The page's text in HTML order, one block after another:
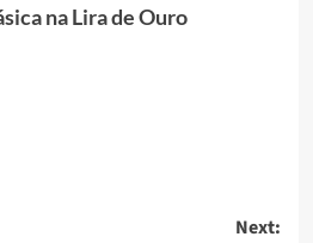
na Lira de Ouro
Next: